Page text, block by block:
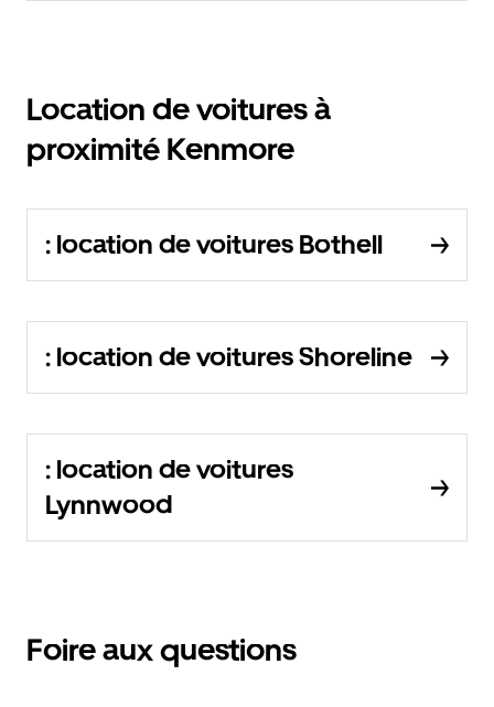
Location de voitures à
proximité Kenmore
: location de voitures Bothell
: location de voitures Shoreline
: location de voitures
Lynnwood
Foire aux questions